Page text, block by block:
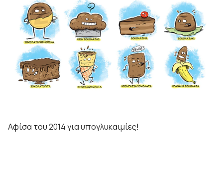
Αφίσα του 2014 για υπογλυκαιμίες!